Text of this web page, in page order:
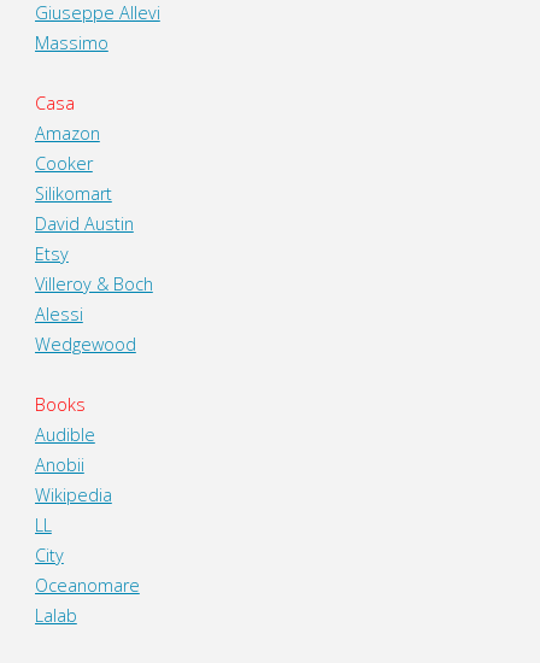
Giuseppe Allevi
Massimo
Casa
Amazon
Cooker
Silikomart
David Austin
Etsy
Villeroy & Boch
Alessi
Wedgewood
Books
Audible
Anobii
Wikipedia
LL
City
Oceanomare
Lalab